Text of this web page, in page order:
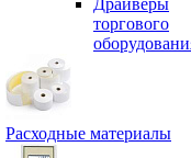
Драйверы
торгового
Расходные материалы